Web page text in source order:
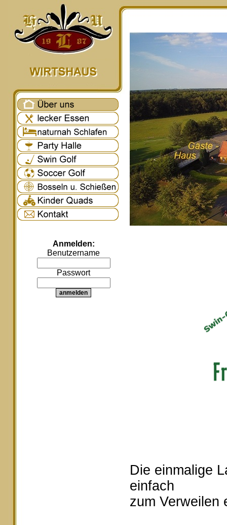
Anmelden:
Benutzername
Passwort
Die einmalige
einfach
zum Verweilen